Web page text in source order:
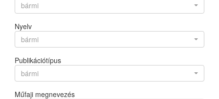
bármi
Nyelv
bármi
Publikációtípus
bármi
Műfaji megnevezés